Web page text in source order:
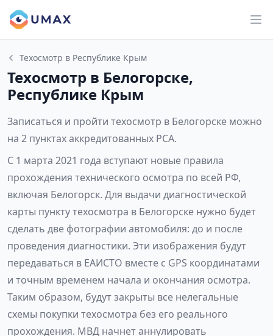
Техосмотр в Республике Крым
Техосмотр в Белогорске,
Республике Крым
Записаться и пройти техосмотр в Белогорске можно
на 2 пунктах аккредитованных РСА.
С 1 марта 2021 года вступают новые правила
прохождения технического осмотра по всей РФ,
включая Белогорск. Для выдачи диагностической
карты пункту техосмотра в Белогорске нужно будет
сделать две фотографии автомобиля: до и после
проведения диагностики. Эти изображения будут
передаваться в ЕАИСТО вместе с GPS координатами
и точным временем начала и окончания осмотра.
Таким образом, будут закрыты все нелегальные
схемы покупки техосмотра без его реального
прохождения. МВД начнет аннулировать